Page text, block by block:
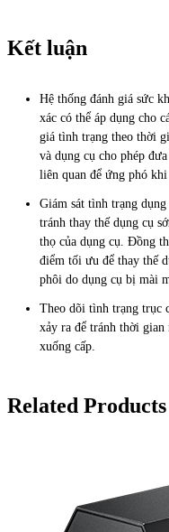
Kết luận
Hệ thống đánh giá sức
xác có thể áp dụng cho
giá tình trạng theo thời
và dụng cụ cho phép
liên quan để ứng phó
Giám sát tình trạng
tránh thay thế dụng cụ
thọ của dụng cụ. Đồng
điểm tối ưu để thay thế
phôi do dụng cụ bị mài
Theo dõi tình trạng trục
xảy ra để tránh thời
xuống cấp.
Related Products